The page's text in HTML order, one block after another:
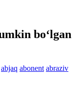
bo‘lgan
abjaq abonent abraziv